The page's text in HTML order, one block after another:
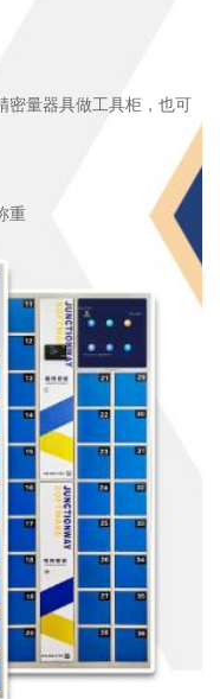
密量器具做工具柜，也可
重